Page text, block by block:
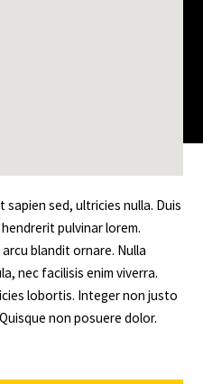
sed, ultricies nulla. Duis
pulvinar lorem.
blandit ornare. Nulla
nec facilisis enim viverra.
lobortis. Integer non justo
non posuere dolor.